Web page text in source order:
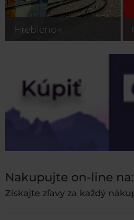
Hrebienok
Nakupujte on-line na:
Získajte zľavy za každý